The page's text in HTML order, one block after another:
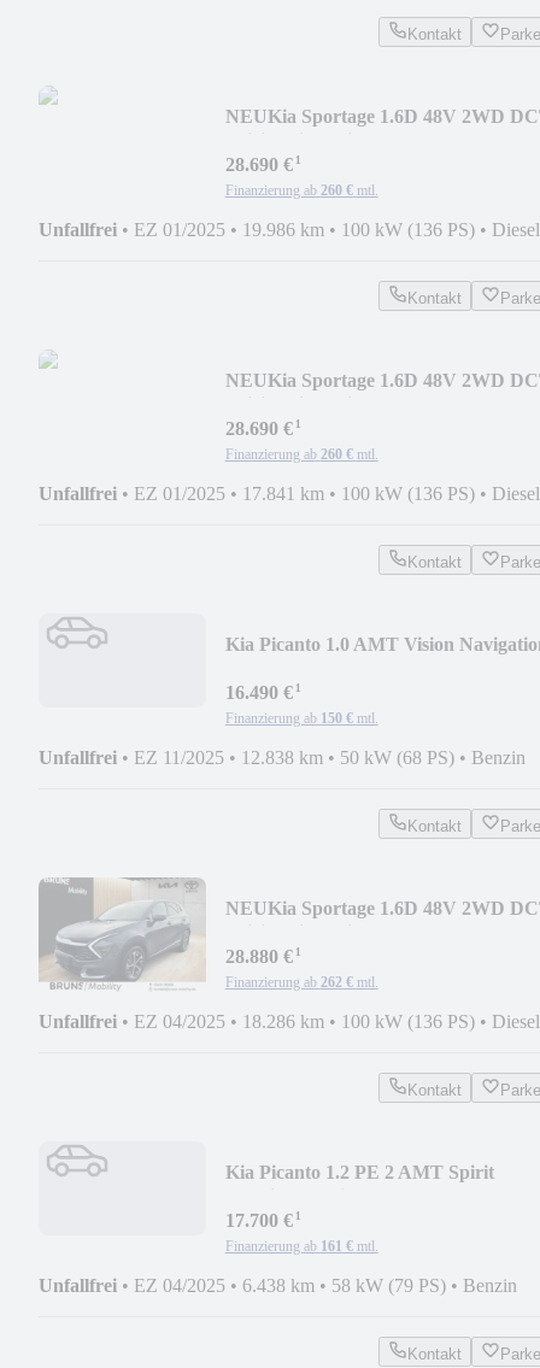
Kontakt
NEUKia Sportage 1.6D 48V 2WD
28.690 €¹
Finanzierung ab 260 € mtl.
Unfallfrei • EZ 01/2025 • 19.986 km • 100 kW (136 PS) • Diesel
Kontakt
NEUKia Sportage 1.6D 48V 2WD
28.690 €¹
Finanzierung ab 260 € mtl.
Unfallfrei • EZ 01/2025 • 17.841 km • 100 kW (136 PS) • Diesel
Kontakt
Kia Picanto 1.0 AMT Vision
16.490 €¹
Finanzierung ab 150 € mtl.
Unfallfrei • EZ 11/2025 • 12.838 km • 50 kW (68 PS) • Benzin
Kontakt
NEUKia Sportage 1.6D 48V 2WD
28.880 €¹
Finanzierung ab 262 € mtl.
Unfallfrei • EZ 04/2025 • 18.286 km • 100 kW (136 PS) • Diesel
Kontakt
Kia Picanto 1.2 PE 2 AMT Spirit
17.700 €¹
Finanzierung ab 161 € mtl.
Unfallfrei • EZ 04/2025 • 6.438 km • 58 kW (79 PS) • Benzin
Kontakt